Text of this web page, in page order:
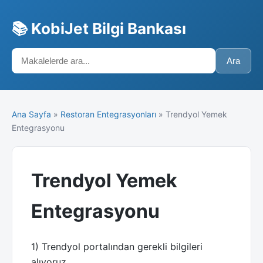
📚 KobiJet Bilgi Bankası
Ara
Ana Sayfa » Restoran Entegrasyonları » Trendyol Yemek
Entegrasyonu
Trendyol Yemek
Entegrasyonu
1) Trendyol portalından gerekli bilgileri